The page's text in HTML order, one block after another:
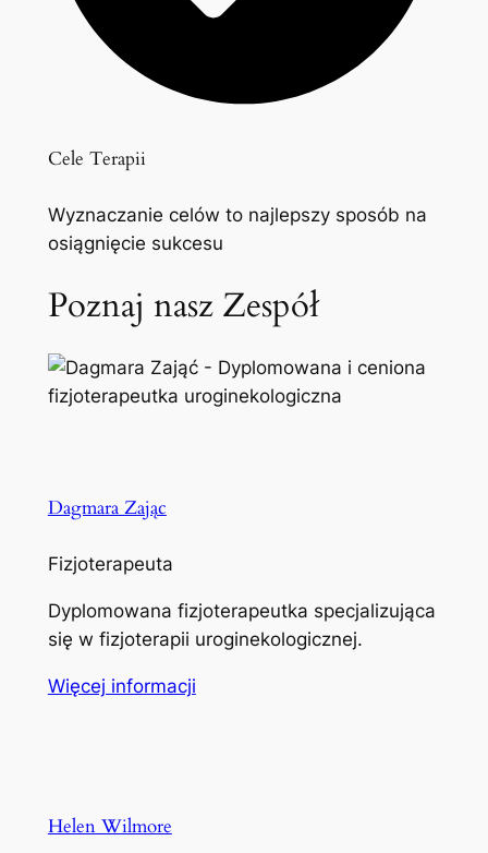
Cele Terapii
Wyznaczanie celów to najlepszy sposób na
osiągnięcie sukcesu
Poznaj nasz Zespół
Dagmara Zając
Fizjoterapeuta
Dyplomowana fizjoterapeutka specjalizująca
się w fizjoterapii uroginekologicznej.
Więcej informacji
Helen Wilmore